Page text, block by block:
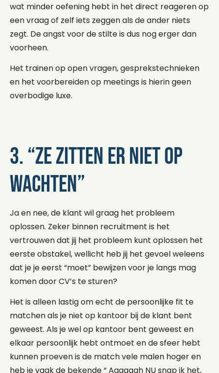
wat minder oefening hebt in het direct reageren op
een vraag of zelf iets zeggen als de ander niets
zegt. De angst voor de stilte is dus nog erger dan
voorheen.
Het trainen op open vragen, gesprekstechnieken
en het voorbereiden op meetings is hierin geen
overbodige luxe.
3. “Ze zitten er niet op
wachten”
Ja en nee, de klant wil graag het probleem
oplossen. Zeker binnen recruitment is het
vertrouwen dat jij het probleem kunt oplossen het
eerste obstakel, wellicht heb jij het gevoel weleens
dat je je eerst “moet” bewijzen voor je langs mag
komen door CV’s te sturen?
Het is alleen lastig om echt de persoonlijke fit te
matchen als je niet op kantoor bij de klant bent
geweest. Als je wel op kantoor bent geweest en
elkaar persoonlijk hebt ontmoet en de sfeer hebt
kunnen proeven is de match vele malen hoger en
heb je vaak de bekende “ Aaaaaah NU snap ik het,